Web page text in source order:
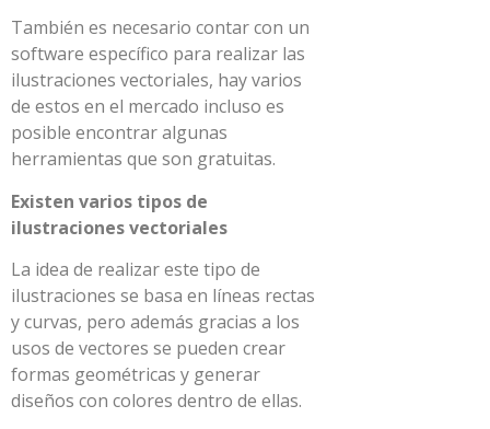
También es necesario contar con un
software específico para realizar las
ilustraciones vectoriales, hay varios
de estos en el mercado incluso es
posible encontrar algunas
herramientas que son gratuitas.
Existen varios tipos de
ilustraciones vectoriales
La idea de realizar este tipo de
ilustraciones se basa en líneas rectas
y curvas, pero además gracias a los
usos de vectores se pueden crear
formas geométricas y generar
diseños con colores dentro de ellas.